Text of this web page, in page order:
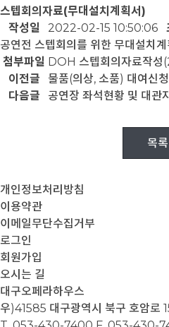
스텝회의자료(무대설치계획서)
작성일
2022-02-15 10:50:06
공연전 스텝회의를 위한 무대설치
첨부파일 DOH 스텝회의자료작
이전글
물품(의상, 소품) 대여신청
다음글
공연장 좌석현황 및 대관
목록
개인정보처리방침
이용약관
이메일무단수집거부
로그인
회원가입
오시는 길
대구오페라하우스
우)41585 대구광역시 북구 호암로